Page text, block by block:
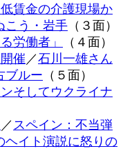
賃金の介護現場か
こう・岩手 （３面）
労働者」
（４面）
催 ／石川一雄さん
ブルー （５面）
そしてウクライナ
／ スペイン：不当弾
ヘイト演説に怒りの